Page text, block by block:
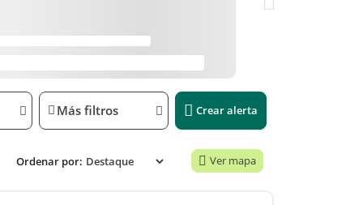
Más filtros Crear alerta
Ordenar por: Ver mapa